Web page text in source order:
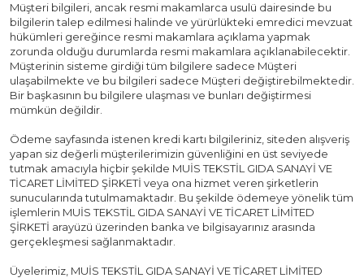
Müşteri bilgileri, ancak resmi makamlarca usulü dairesinde bu
bilgilerin talep edilmesi halinde ve yürürlükteki emredici mevzuat
hükümleri gereğince resmi makamlara açıklama yapmak
zorunda olduğu durumlarda resmi makamlara açıklanabilecektir.
Müşterinin sisteme girdiği tüm bilgilere sadece Müşteri
ulaşabilmekte ve bu bilgileri sadece Müşteri değiştirebilmektedir.
Bir başkasının bu bilgilere ulaşması ve bunları değiştirmesi
mümkün değildir.
Ödeme sayfasında istenen kredi kartı bilgileriniz, siteden alışveriş
yapan siz değerli müşterilerimizin güvenliğini en üst seviyede
tutmak amacıyla hiçbir şekilde MUİS TEKSTİL GIDA SANAYİ VE
TİCARET LİMİTED ŞİRKETİ veya ona hizmet veren şirketlerin
sunucularında tutulmamaktadır. Bu şekilde ödemeye yönelik tüm
işlemlerin MUİS TEKSTİL GIDA SANAYİ VE TİCARET LİMİTED
ŞİRKETİ arayüzü üzerinden banka ve bilgisayarınız arasında
gerçekleşmesi sağlanmaktadır.
Üyelerimiz, MUİS TEKSTİL GIDA SANAYİ VE TİCARET LİMİTED